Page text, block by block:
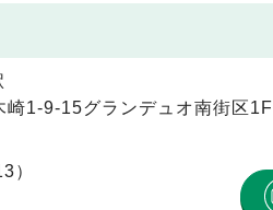
崎1-9-15グランデュオ南街区1F
）